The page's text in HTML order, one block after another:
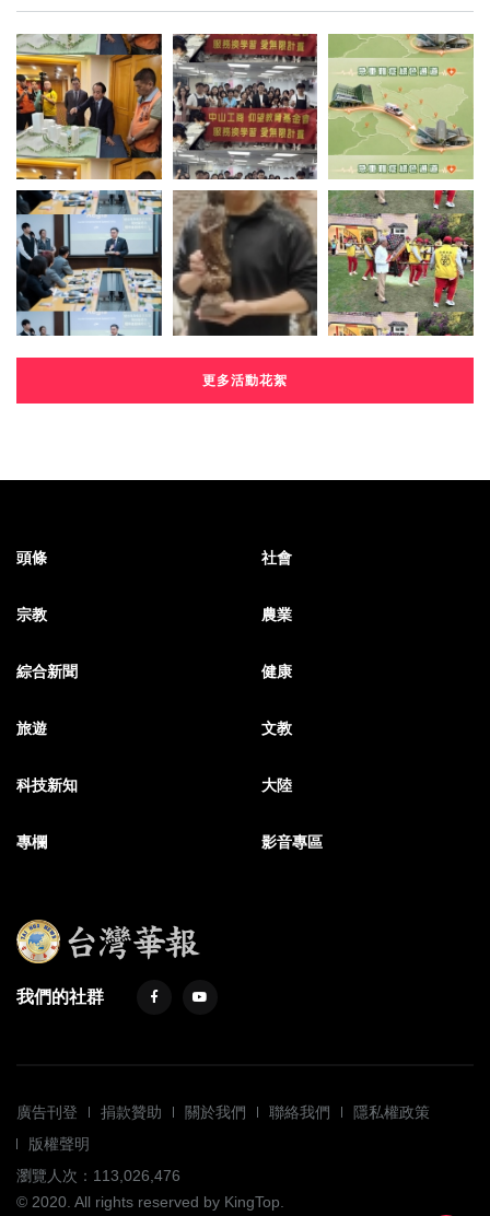
更多活動花絮
頭條 社會
宗教 農業
綜合新聞 健康
旅遊 文教
科技新知 大陸
專欄 影音專區
我們的社群
廣告刊登 捐款贊助 關於我們 聯絡我們
隱私權政策
版權聲明
瀏覽人次：113,026,476
© 2020. All rights reserved by KingTop.